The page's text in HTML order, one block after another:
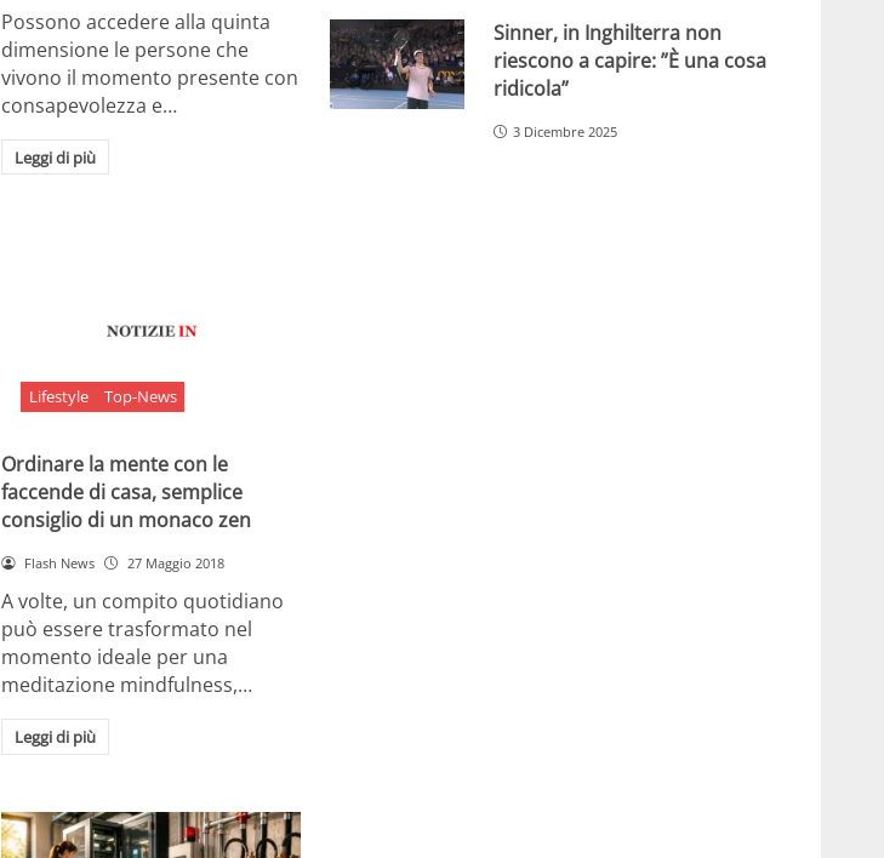
Possono accedere alla quinta
dimensione le persone che
vivono il momento presente con
consapevolezza e…
Leggi di più
Lifestyle Top-News
Ordinare la mente con le
faccende di casa, semplice
consiglio di un monaco zen
Flash News 27 Maggio 2018
A volte, un compito quotidiano
può essere trasformato nel
momento ideale per una
meditazione mindfulness,…
Leggi di più
Sinner, in Inghilterra non
riescono a capire: ”È una cosa
ridicola”
3 Dicembre 2025